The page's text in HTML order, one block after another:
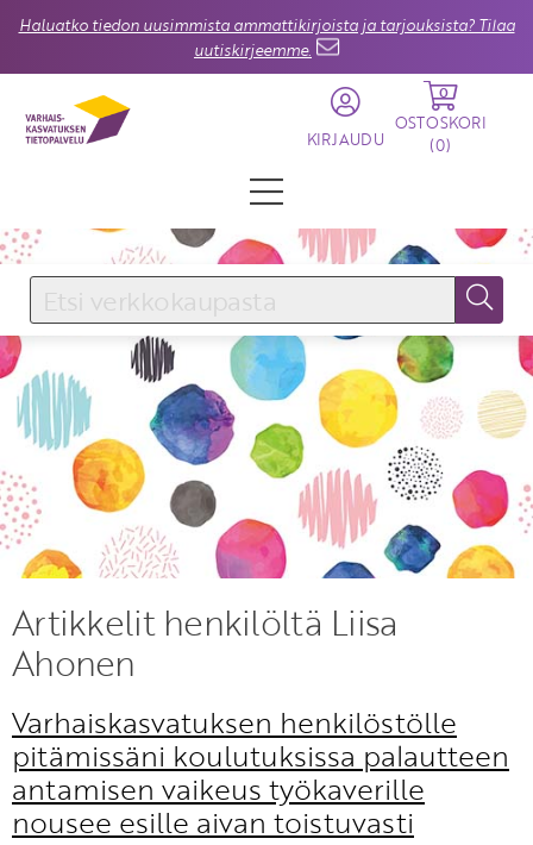
Haluatko tiedon uusimmista ammattikirjoista ja tarjouksista? Tilaa
uutiskirjeemme.
KIRJAUDU
0
OSTOSKORI
(0)
KIRJAUDU SISÄÄN
Käyttäjätunnus
Salasana
Unohtuiko salasana?
KIRJAUDU SISÄÄN
Etkö ole vielä Varhaiskasvatuksen Tietopalvelun
jäsen?
Artikkelit henkilöltä Liisa
Ahonen
Varhaiskasvatuksen henkilöstölle
pitämissäni koulutuksissa palautteen
antamisen vaikeus työkaverille
nousee esille aivan toistuvasti